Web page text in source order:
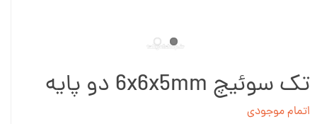
تک سوئیچ 6x6x5mm دو پایه
اتمام موجودی